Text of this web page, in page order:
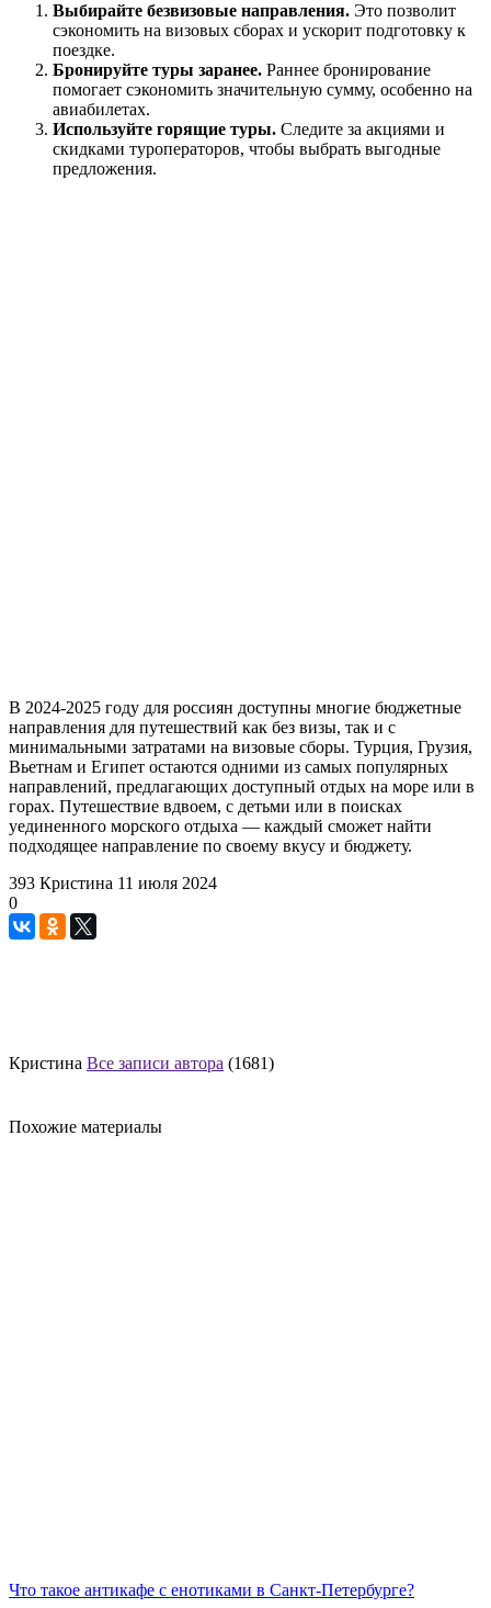
Выбирайте безвизовые направления. Это позволит
сэкономить на визовых сборах и ускорит подготовку к
поездке.
Бронируйте туры заранее. Раннее бронирование
помогает сэкономить значительную сумму, особенно на
авиабилетах.
Используйте горящие туры. Следите за акциями и
скидками туроператоров, чтобы выбрать выгодные
предложения.
В 2024-2025 году для россиян доступны многие бюджетные
направления для путешествий как без визы, так и с
минимальными затратами на визовые сборы. Турция, Грузия,
Вьетнам и Египет остаются одними из самых популярных
направлений, предлагающих доступный отдых на море или в
горах. Путешествие вдвоем, с детьми или в поисках
уединенного морского отдыха — каждый сможет найти
подходящее направление по своему вкусу и бюджету.
393 Кристина 11 июля 2024
0
Кристина Все записи автора (1681)
Похожие материалы
Что такое антикафе с енотиками в Санкт-Петербурге?